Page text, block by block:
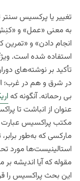
تغییر یا پرکسیس
به معنی «عمل» و
انجام دادن» و
استفاده شده است.
تأکید بر نوشته‌های
در شرق و هم در غرب؛
بی رحمانه. آنگونه که
عنوان از انباشت تا
مکتب پراکسیس عبارت
مارکسی که به‌طور
استالینیست‌ها مورد
مقوله که آیا اندیشه
این بحث پراکسیس را